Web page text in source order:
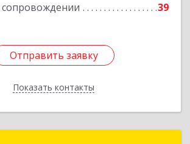
39
Отправить заявку
Показать контакты
Отправить заявку
Назад